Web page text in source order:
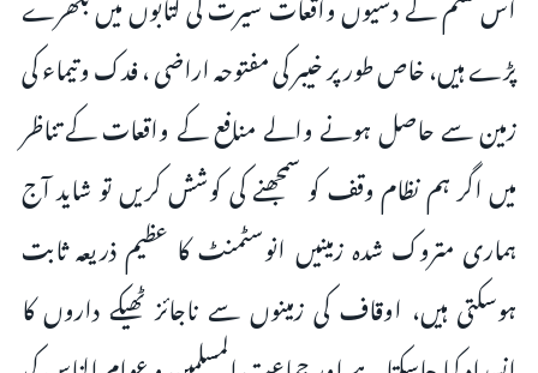
پڑے ہیں، خاص طور پر خیبر کی مفتوحہ اراضی ، فدک وتیماء کی
زمین سے حاصل ہونے والے منافع کے واقعات کے تناظر
میں اگر ہم نظام وقف کو سمجھنے کی کوشش کریں تو شاید آج
ہماری متروک شدہ زمینیں انوسٹمنٹ کا عظیم ذریعہ ثابت
ہوسکتی ہیں، اوقاف کی زمینوں سے ناجائز ٹھیکے داروں کا